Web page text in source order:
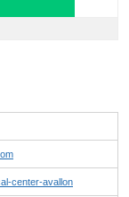
center-avallon